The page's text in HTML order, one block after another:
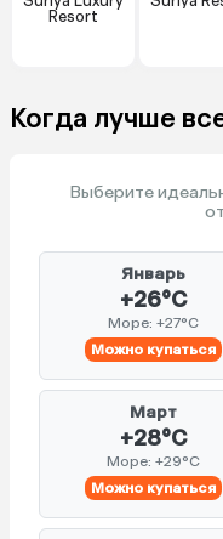
Resort
Когда лучше
Выберите
Январь
+26°C
Море: +27°C
Можно купаться
Март
+28°C
Море: +29°C
Можно купаться